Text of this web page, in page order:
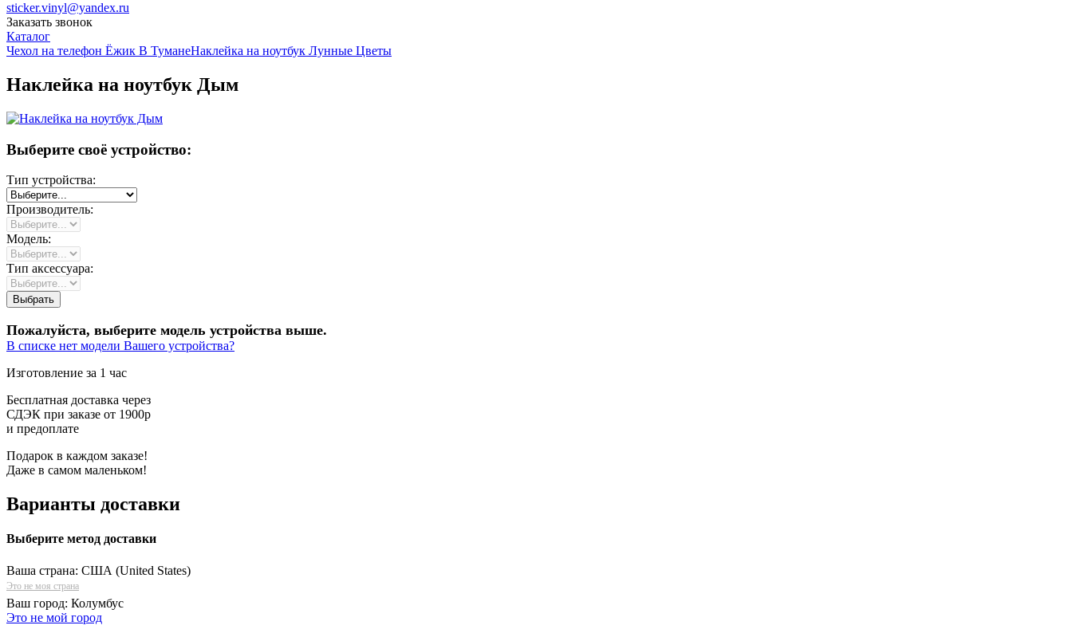
sticker.vinyl@yandex.ru
Заказать звонок
Каталог
Чехол на телефон Ёжик В ТуманеНаклейка на ноутбук Лунные Цветы
Наклейка на ноутбук Дым
Выберите своё устройство:
Тип устройства:
Производитель:
Модель:
Тип аксессуара:
Пожалуйста, выберите модель устройства выше.
В списке нет модели Вашего устройства?
Изготовление за 1 час
Бесплатная доставка через
СДЭК при заказе от 1900р
и предоплате
Подарок в каждом заказе!
Даже в самом маленьком!
Варианты доставки
Выберите метод доставки
Ваша страна: США (United States)
Это не моя страна
Ваш город: Колумбус
Это не мой город